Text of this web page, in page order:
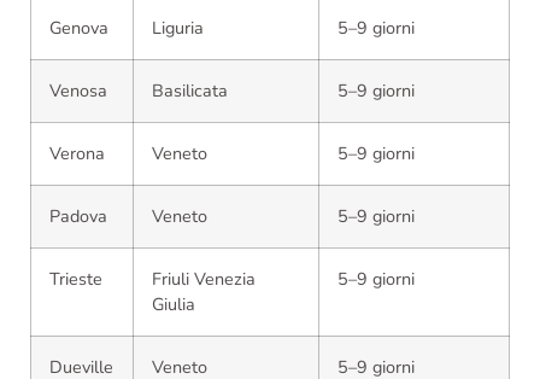
Genova Liguria 5–9 giorni
Venosa Basilicata 5–9 giorni
Verona Veneto 5–9 giorni
Padova Veneto 5–9 giorni
Trieste
Friuli Venezia
Giulia
5–9 giorni
Dueville Veneto 5–9 giorni